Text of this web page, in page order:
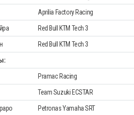
Aprilia Factory Racing
Red Bull KTM Tech 3
Red Bull KTM Tech 3
Pramac Racing
Team Suzuki ECSTAR
Petronas Yamaha SRT